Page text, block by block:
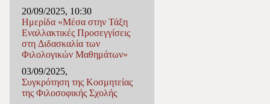
20/09/2025, 10:30
Ημερίδα «Μέσα στην Τάξη
Εναλλακτικές Προσεγγίσεις
στη Διδασκαλία των
Φιλολογικών Μαθημάτων»
03/09/2025,
Συγκρότηση της Κοσμητείας
της Φιλοσοφικής Σχολής